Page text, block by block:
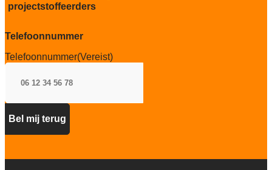
Project gebruik
projectstoffeerders
Telefoonnummer
Telefoonnummer(Vereist)